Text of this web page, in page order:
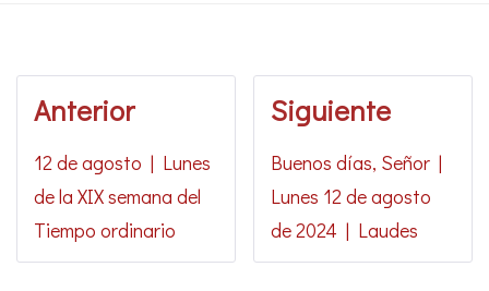
Anterior
12 de agosto | Lunes
de la XIX semana del
Tiempo ordinario
Siguiente
Buenos días, Señor |
Lunes 12 de agosto
de 2024 | Laudes